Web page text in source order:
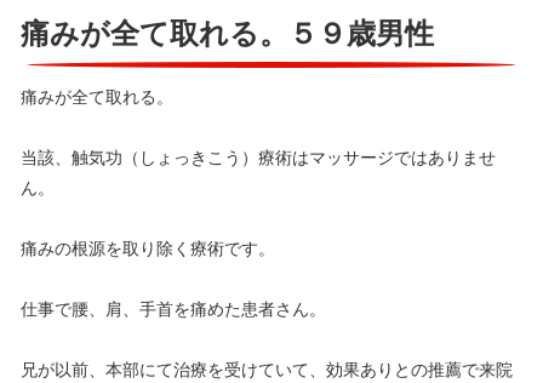
痛みが全て取れる。５９歳男性
痛みが全て取れる。
当該、触気功（しょっきこう）療術はマッサージではありませ
ん。
痛みの根源を取り除く療術です。
仕事で腰、肩、手首を痛めた患者さん。
兄が以前、本部にて治療を受けていて、効果ありとの推薦で来院